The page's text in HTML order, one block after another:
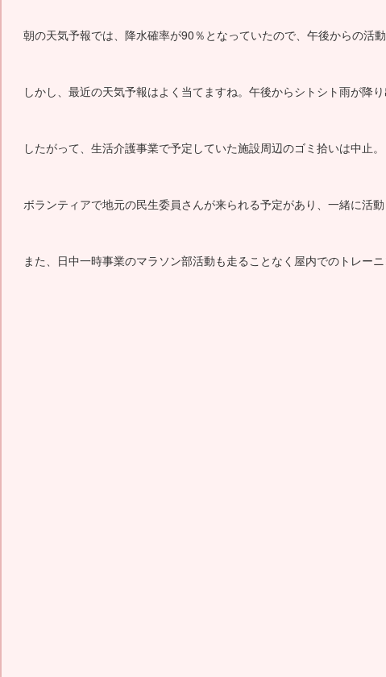
朝の天気予報では、降水確率が90％となっていたので、午後からの活
しかし、最近の天気予報はよく当てますね。午後からシトシト雨が降り
したがって、生活介護事業で予定していた施設周辺のゴミ拾いは中止。
ボランティアで地元の民生委員さんが来られる予定があり、一緒に活
また、日中一時事業のマラソン部活動も走ることなく屋内でのトレー